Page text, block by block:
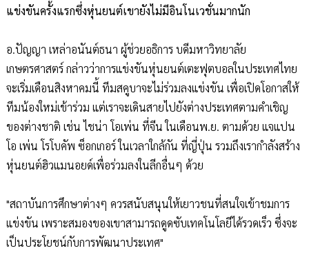
แข่งขันครั้งแรกซึ่งหุ่นยนต์เขายังไม่มีอินโนเวชั่นมากนัก
อ.ปัญญา เหล่าอนันต์ธนา ผู้ช่วยอธิการ บดีมหาวิทยาลัย
เกษตรศาสตร์ กล่าวว่าการแข่งขันหุ่นยนต์เตะฟุตบอลในประเทศไทย
จะเริ่มเดือนสิงหาคมนี้ ทีมสคูบาจะไม่ร่วมลงแข่งขัน เพื่อเปิดโอกาสให้
ทีมน้องใหม่เข้าร่วม แต่เราจะเดินสายไปยังต่างประเทศตามคำเชิญ
ของต่างชาติ เช่น ไชน่า โอเพ่น ที่จีน ในเดือนพ.ย. ตามด้วย แจแปน
โอ เพ่น โรโบคัพ ซ็อกเกอร์ ในเวลาใกล้กัน ที่ญี่ปุ่น รวมถึงเรากำลังสร้าง
หุ่นยนต์ฮิวแมนอยด์เพื่อร่วมลงในลีกอื่นๆ ด้วย
"สถาบันการศึกษาต่างๆ ควรสนับสนุนให้เยาวชนที่สนใจเข้าชมการ
แข่งขัน เพราะสมองของเขาสามารถดูดซับเทคโนโลยีได้รวดเร็ว ซึ่งจะ
เป็นประโยชน์กับการพัฒนาประเทศ"